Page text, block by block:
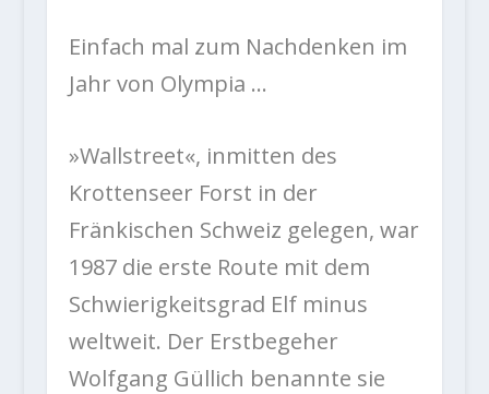
Einfach mal zum Nachdenken im
Jahr von Olympia …
»Wallstreet«, inmitten des
Krottenseer Forst in der
Fränkischen Schweiz gelegen, war
1987 die erste Route mit dem
Schwierigkeitsgrad Elf minus
weltweit. Der Erstbegeher
Wolfgang Güllich benannte sie